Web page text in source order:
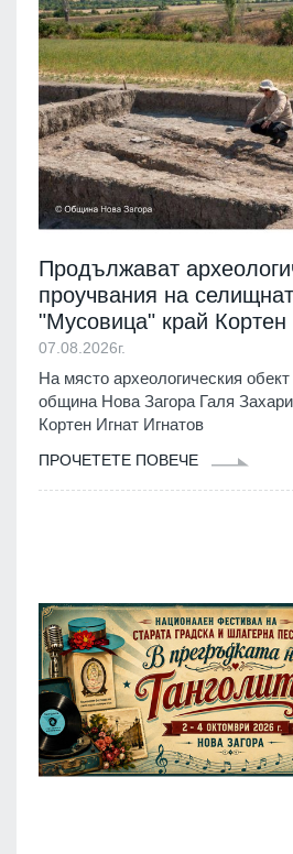
Продължават
проучвания на
"Мусовица" край Кортен
07.08.2026г.
На място археологическия
община Нова Загора Галя
Кортен Игнат Игнатов
ПРОЧЕТЕТЕ ПОВЕЧЕ